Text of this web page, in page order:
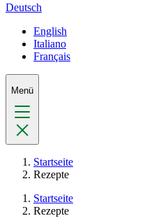
Deutsch
English
Italiano
Français
Menü
Startseite
Rezepte
Startseite
Rezepte